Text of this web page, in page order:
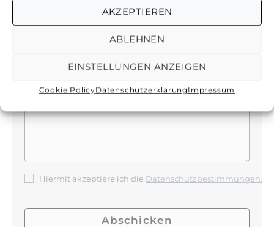
AKZEPTIEREN
ABLEHNEN
EINSTELLUNGEN ANZEIGEN
Cookie PolicyDatenschutzerklärung Impressum
Hiermit akzeptiere ich die Datenschutzbestimmungen.
Abschicken